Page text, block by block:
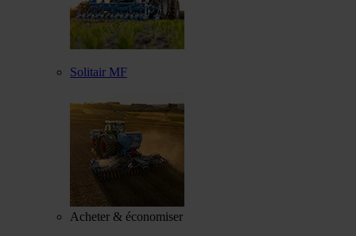
Solitair MF
Acheter & économiser